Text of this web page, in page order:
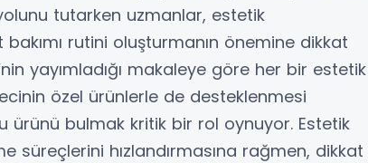
tutarken uzmanlar, estetik
rutini oluşturmanın önemine dikkat
yayımladığı makaleye göre her bir estetik
özel ürünlerle de desteklenmesi
ürünü bulmak kritik bir rol oynuyor. Estetik
süreçlerini hızlandırmasına rağmen, dikkat